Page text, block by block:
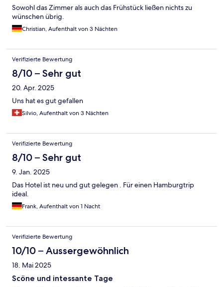
Sowohl das Zimmer als auch das Frühstück ließen nichts zu
wünschen übrig.
Christian, Aufenthalt von 3 Nächten
Verifizierte Bewertung
8/10 – Sehr gut
20. Apr. 2025
Uns hat es gut gefallen
Silvio, Aufenthalt von 3 Nächten
Verifizierte Bewertung
8/10 – Sehr gut
9. Jan. 2025
Das Hotel ist neu und gut gelegen . Für einen Hamburgtrip
ideal.
Frank, Aufenthalt von 1 Nacht
Verifizierte Bewertung
10/10 – Aussergewöhnlich
18. Mai 2025
Scöne und intessante Tage